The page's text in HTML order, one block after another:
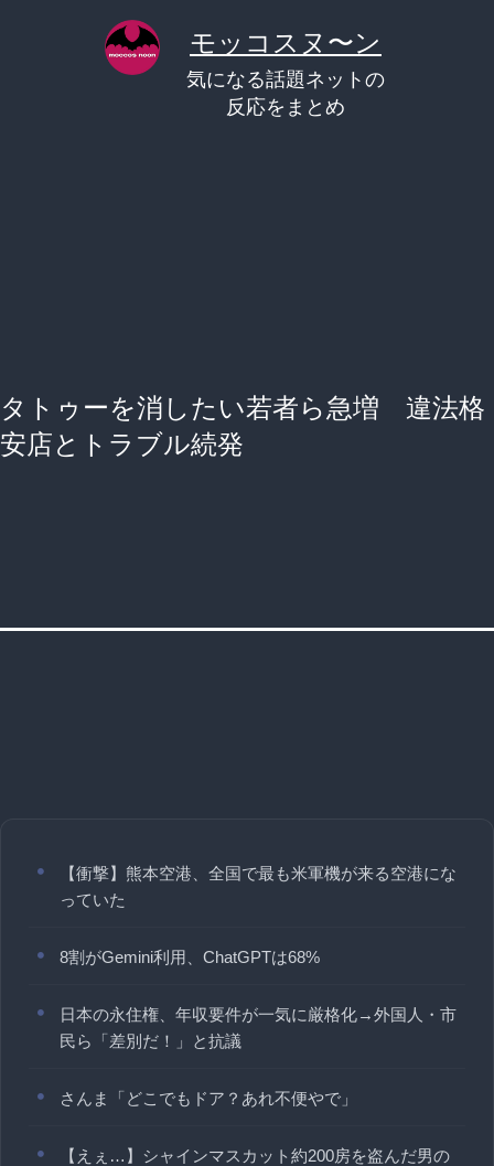
モッコスヌ〜ン
気になる話題ネットの
反応をまとめ
タトゥーを消したい若者ら急増 違法格
安店とトラブル続発
【衝撃】熊本空港、全国で最も米軍機が来る空港にな
っていた
8割がGemini利用、ChatGPTは68%
日本の永住権、年収要件が一気に厳格化→外国人・市
民ら「差別だ！」と抗議
さんま「どこでもドア？あれ不便やで」
【えぇ…】シャインマスカット約200房を盗んだ男の